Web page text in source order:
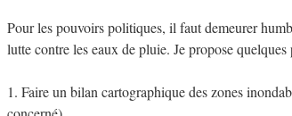
Pour les pouvoirs politiques, il faut demeurer
lutte contre les eaux de pluie. Je propose
1. Faire un bilan cartographique des zones